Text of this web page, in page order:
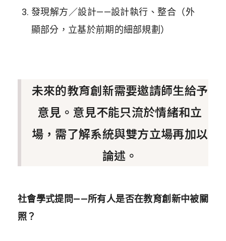
發現解方／設計——設計執行、整合（外
顯部分，立基於前期的細部規劃）
未來的教育創新需要邀請師生給予
意見。意見不能只流於情緒和立
場，需了解系統與雙方立場再加以
論述。
社會學式提問——所有人是否在教育創新中被關
照？